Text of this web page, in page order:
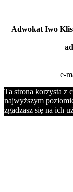
Adwokat Iwo
e-
Ta strona korzysta z
najwyższym
zgadzasz się na ich